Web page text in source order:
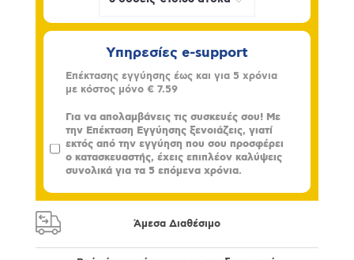
Υπηρεσίες e-support
Επέκτασης εγγύησης έως και για 5 χρόνια
με κόστος μόνο € 7.59
Για να απολαμβάνεις τις συσκευές σου! Με
την Επέκταση Εγγύησης ξενοιάζεις, γιατί
εκτός από την εγγύηση που σου προσφέρει
ο κατασκευαστής, έχεις επιπλέον καλύψεις
συνολικά για τα 5 επόμενα χρόνια.
Άμεσα Διαθέσιμο